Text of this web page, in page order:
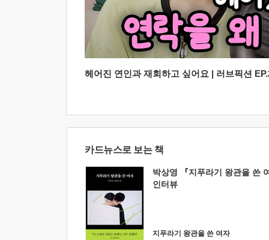
헤어진 연인과 재회하고 싶어요 | 러브픽션
카드뉴스로 보는 책
박상영 『지푸라기 왕관을 쓴
인터뷰
지푸라기 왕관을 쓴 여자